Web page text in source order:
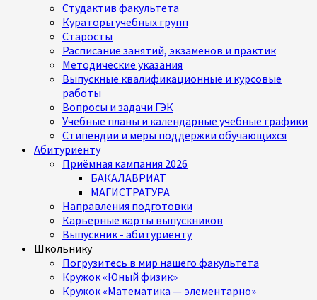
Студактив факультета
Кураторы учебных групп
Старосты
Расписание занятий, экзаменов и практик
Методические указания
Выпускные квалификационные и курсовые
работы
Вопросы и задачи ГЭК
Учебные планы и календарные учебные графики
Стипендии и меры поддержки обучающихся
Абитуриенту
Приёмная кампания 2026
БАКАЛАВРИАТ
МАГИСТРАТУРА
Направления подготовки
Карьерные карты выпускников
Выпускник - абитуриенту
Школьнику
Погрузитесь в мир нашего факультета
Кружок «Юный физик»
Кружок «Математика — элементарно»